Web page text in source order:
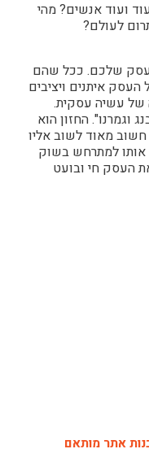
ועוד אנשים? מהי
לעולם?
שלכם. ככל שהם
העסק איתנים ויציבים
של עשיה עסקית.
וגמרנו". החזון הוא
מאוד לשוב אליו
אותו למתרחש בשוק
העסק חי ובועט
אתר מותאם